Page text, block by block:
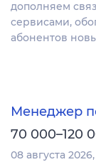
дополняем
сервисами,
абонентов
Менеджер
70 000–120
08 августа 2026